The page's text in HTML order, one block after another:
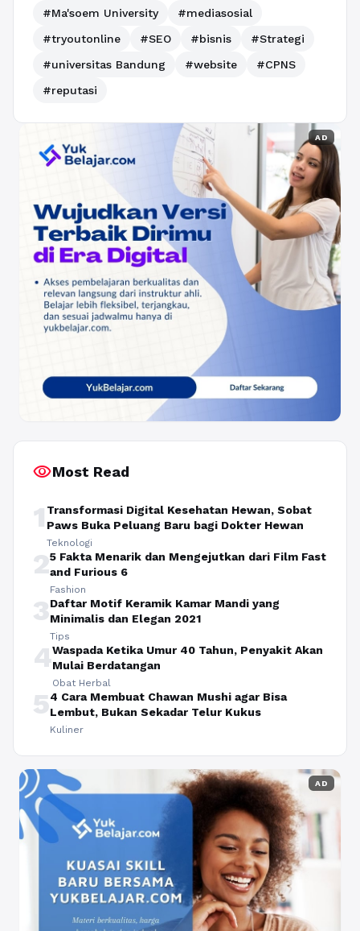
#Ma'soem University
#mediasosial
#tryoutonline
#SEO #bisnis
#Strategi
#universitas Bandung
#website
#CPNS
#reputasi
AD
visibilityMost Read
1 Transformasi Digital Kesehatan Hewan, Sobat
Paws Buka Peluang Baru bagi Dokter Hewan
Teknologi
25 Fakta Menarik dan Mengejutkan dari Film Fast
and Furious 6
Fashion
3Daftar Motif Keramik Kamar Mandi yang
Minimalis dan Elegan 2021
Tips
4Waspada Ketika Umur 40 Tahun, Penyakit Akan
Mulai Berdatangan
Obat Herbal
54 Cara Membuat Chawan Mushi agar Bisa
Lembut, Bukan Sekadar Telur Kukus
Kuliner
AD